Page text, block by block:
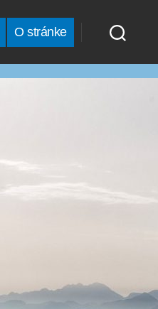
O stránke